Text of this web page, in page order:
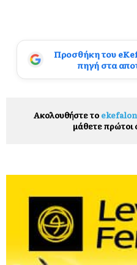
Προσθήκη του
πηγή στα
Ακολουθήστε το
μάθετε πρώτοι